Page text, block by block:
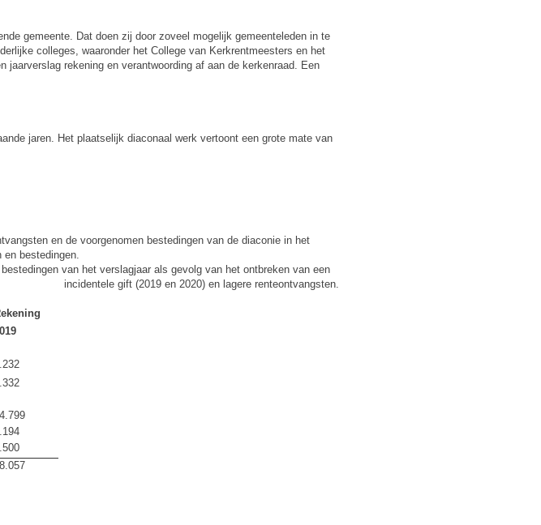
gemeente. Dat doen zij door zoveel mogelijk gemeenteleden in te
colleges, waaronder het College van Kerkrentmeesters en het
rekening en verantwoording af aan de kerkenraad. Een
jaren. Het plaatselijk diaconaal werk vertoont een grote mate van
en de voorgenomen bestedingen van de diaconie in het
en bestedingen.
van het verslagjaar als gevolg van het ontbreken van een
incidentele gift (2019 en 2020) en lagere renteontvangsten.